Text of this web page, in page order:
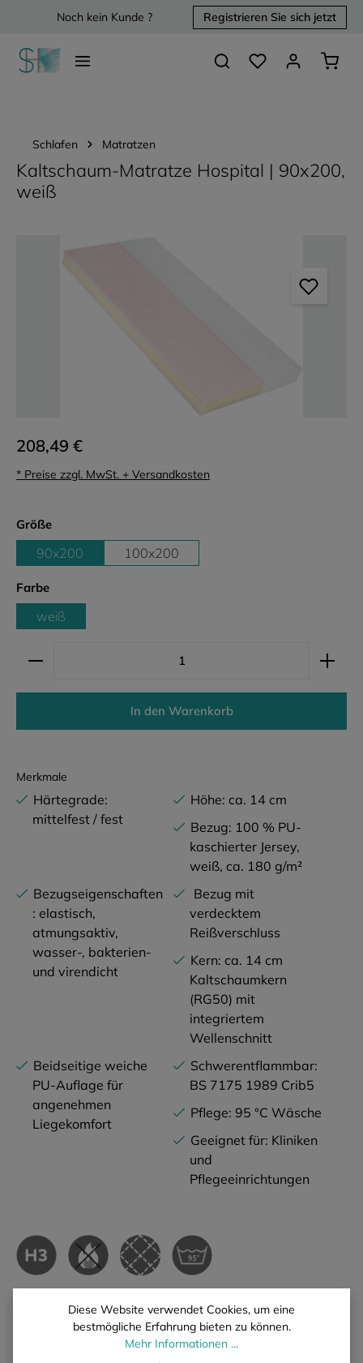
springenNoch kein Kunde ? Registrieren Sie sich jetzt
Du hast 0 Produkte
Schlafen Matratzen
Kaltschaum-Matratze Hospital | 90x200,
weiß
Bildergalerie überspringen
208,49 €
* Preise zzgl. MwSt. + Versandkosten
Größeauswählen
90x200 100x200
Farbeauswählen
weiß
Produkt Anzahl: Gib den gewünschten Wert ein
In den Warenkorb
Merkmale
Härtegrade:
mittelfest / fest
Höhe: ca. 14 cm
Bezug: 100 % PU-
kaschierter Jersey,
weiß, ca. 180 g/m²
Bezugseigenschaften
: elastisch,
atmungsaktiv,
wasser-, bakterien-
und virendicht
Bezug mit
verdecktem
Reißverschluss
Kern: ca. 14 cm
Kaltschaumkern
(RG50) mit
integriertem
Wellenschnitt
Beidseitige weiche
PU-Auflage für
angenehmen
Liegekomfort
Schwerentflammbar:
BS 7175 1989 Crib5
Pflege: 95 °C Wäsche
Geeignet für: Kliniken
und
Pflegeeinrichtungen
Beschreibung
Die Kaltschaum-Matratze Hospital wurde speziell für den
Diese Website verwendet Cookies, um eine
bestmögliche Erfahrung bieten zu können.
Mehr Informationen ...